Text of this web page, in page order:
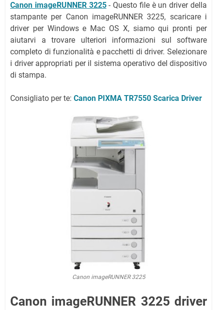
Canon imageRUNNER 3225- Questo file è un driver della
stampante per Canon imageRUNNER 3225, scaricare i
driver per Windows e Mac OS X, siamo qui pronti per
aiutarvi a trovare ulteriori informazioni sul software
completo di funzionalità e pacchetti di driver. Selezionare
i driver appropriati per il sistema operativo del dispositivo
di stampa.
Consigliato per te: Canon PIXMA TR7550 Scarica Driver
Canon imageRUNNER 3225
Canon imageRUNNER 3225 driver